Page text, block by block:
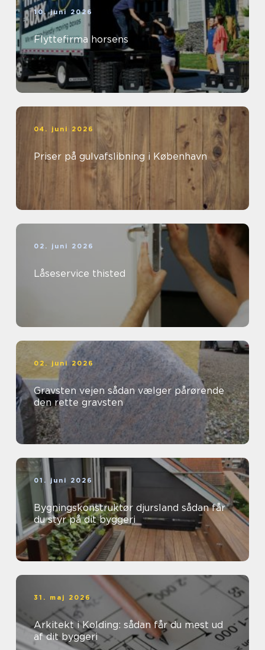
10. juni 2026
Flyttefirma horsens
04. juni 2026
Priser på gulvafslibning i København
02. juni 2026
Låseservice thisted
02. juni 2026
Gravsten vejen sådan vælger pårørende
den rette gravsten
01. juni 2026
Bygningskonstruktør djursland sådan får
du styr på dit byggeri
31. maj 2026
Arkitekt i Kolding: sådan får du mest ud
af dit byggeri